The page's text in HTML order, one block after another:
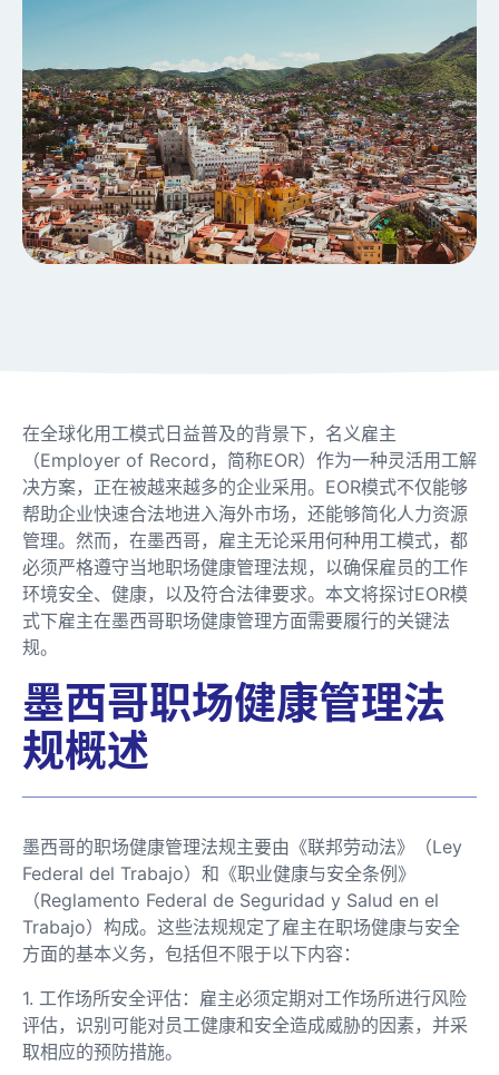
在全球化用工模式日益普及的背景下，名义雇主
（Employer of Record，简称EOR）作为一种灵活用工解
决方案，正在被越来越多的企业采用。EOR模式不仅能够
帮助企业快速合法地进入海外市场，还能够简化人力资源
管理。然而，在墨西哥，雇主无论采用何种用工模式，都
必须严格遵守当地职场健康管理法规，以确保雇员的工作
环境安全、健康，以及符合法律要求。本文将探讨EOR模
式下雇主在墨西哥职场健康管理方面需要履行的关键法
规。
墨西哥职场健康管理法
规概述
墨西哥的职场健康管理法规主要由《联邦劳动法》（Ley
Federal del Trabajo）和《职业健康与安全条例》
（Reglamento Federal de Seguridad y Salud en el
Trabajo）构成。这些法规规定了雇主在职场健康与安全
方面的基本义务，包括但不限于以下内容：
1. 工作场所安全评估：雇主必须定期对工作场所进行风险
评估，识别可能对员工健康和安全造成威胁的因素，并采
取相应的预防措施。